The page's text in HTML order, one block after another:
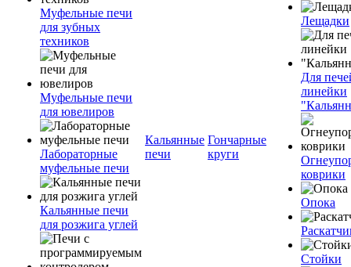
Муфельные печи
для зубных
техников
Муфельные печи
для ювелиров
Лабораторные
муфельные печи
Кальянные печи
для розжига углей
Кальянные
печи
Гончарные
круги
Лещадки
Для
линейки
коврики
Опока
Стойки